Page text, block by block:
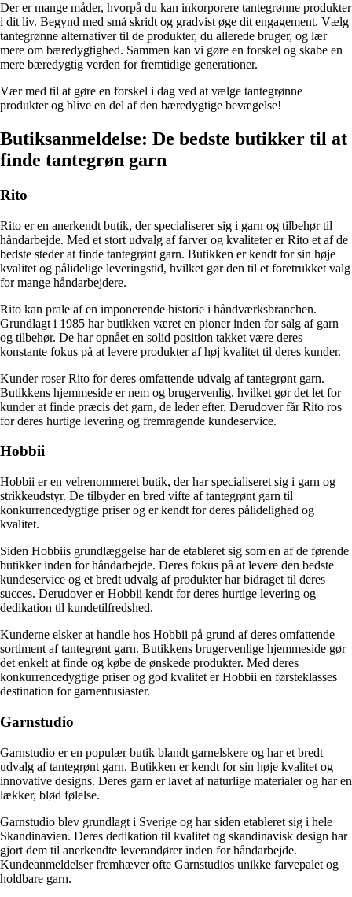
Der er mange måder, hvorpå du kan inkorporere tantegrønne produkter
i dit liv. Begynd med små skridt og gradvist øge dit engagement. Vælg
tantegrønne alternativer til de produkter, du allerede bruger, og lær
mere om bæredygtighed. Sammen kan vi gøre en forskel og skabe en
mere bæredygtig verden for fremtidige generationer.
Vær med til at gøre en forskel i dag ved at vælge tantegrønne
produkter og blive en del af den bæredygtige bevægelse!
Butiksanmeldelse: De bedste butikker til at
finde tantegrøn garn
Rito
Rito er en anerkendt butik, der specialiserer sig i garn og tilbehør til
håndarbejde. Med et stort udvalg af farver og kvaliteter er Rito et af de
bedste steder at finde tantegrønt garn. Butikken er kendt for sin høje
kvalitet og pålidelige leveringstid, hvilket gør den til et foretrukket valg
for mange håndarbejdere.
Rito kan prale af en imponerende historie i håndværksbranchen.
Grundlagt i 1985 har butikken været en pioner inden for salg af garn
og tilbehør. De har opnået en solid position takket være deres
konstante fokus på at levere produkter af høj kvalitet til deres kunder.
Kunder roser Rito for deres omfattende udvalg af tantegrønt garn.
Butikkens hjemmeside er nem og brugervenlig, hvilket gør det let for
kunder at finde præcis det garn, de leder efter. Derudover får Rito ros
for deres hurtige levering og fremragende kundeservice.
Hobbii
Hobbii er en velrenommeret butik, der har specialiseret sig i garn og
strikkeudstyr. De tilbyder en bred vifte af tantegrønt garn til
konkurrencedygtige priser og er kendt for deres pålidelighed og
kvalitet.
Siden Hobbiis grundlæggelse har de etableret sig som en af de førende
butikker inden for håndarbejde. Deres fokus på at levere den bedste
kundeservice og et bredt udvalg af produkter har bidraget til deres
succes. Derudover er Hobbii kendt for deres hurtige levering og
dedikation til kundetilfredshed.
Kunderne elsker at handle hos Hobbii på grund af deres omfattende
sortiment af tantegrønt garn. Butikkens brugervenlige hjemmeside gør
det enkelt at finde og købe de ønskede produkter. Med deres
konkurrencedygtige priser og god kvalitet er Hobbii en førsteklasses
destination for garnentusiaster.
Garnstudio
Garnstudio er en populær butik blandt garnelskere og har et bredt
udvalg af tantegrønt garn. Butikken er kendt for sin høje kvalitet og
innovative designs. Deres garn er lavet af naturlige materialer og har en
lækker, blød følelse.
Garnstudio blev grundlagt i Sverige og har siden etableret sig i hele
Skandinavien. Deres dedikation til kvalitet og skandinavisk design har
gjort dem til anerkendte leverandører inden for håndarbejde.
Kundeanmeldelser fremhæver ofte Garnstudios unikke farvepalet og
holdbare garn.